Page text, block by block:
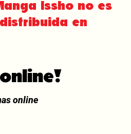
Issho no es
en
online